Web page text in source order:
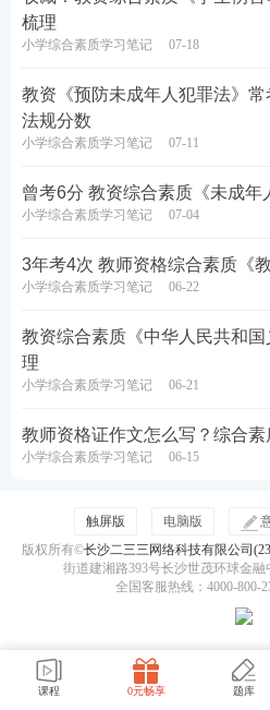
这表明马老师( )。
A.忽视了学生的阶段性
B.忽视了学生的自主性
C.忽视了学生的不平衡性
D.忽视了学生的整体性
查看答
的撰写和评分规则的制定，
是（ )。
A.注重了学生的差别性
C.尊重了学生的自主性
D.尊重了学生的能动性
查看答
3、李老师把作业从难到易分
梳理
小学综合素质学习笔记 07-18
教资《预防未成年人犯罪法》
法规分数
小学综合素质学习笔记 07-11
曾考6分 教资综合素质《未成年
小学综合素质学习笔记 07-04
3年考4次 教师资格综合素质《
小学综合素质学习笔记 06-22
教资综合素质《中华人民共和
理
小学综合素质学习笔记 06-21
教师资格证作文怎么写？综合
小学综合素质学习笔记 06-15
触屏版 电脑版
版权所有©长沙二三三网络科技有限公司
街道建湘路393号长沙世茂环球金融
全国客服热线：4000-800-
课程 0元畅享 题库